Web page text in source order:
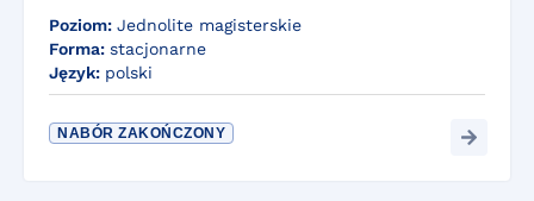
Poziom: Jednolite magisterskie
Forma: stacjonarne
Język: polski
NABÓR ZAKOŃCZONY